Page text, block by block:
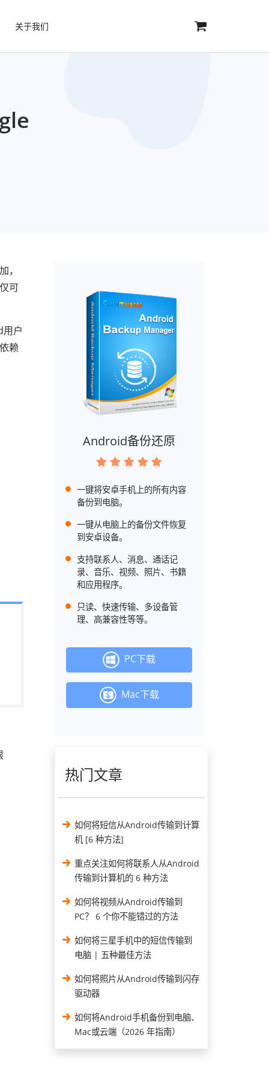
关于我们
，
可
户
赖
Android备份还原
一键将安卓手机上的所有内容
备份到电脑。
一键从电脑上的备份文件恢复
到安卓设备。
支持联系人、消息、通话记
录、音乐、视频、照片、书籍
和应用程序。
只读、快速传输、多设备管
理、高兼容性等等。
PC下载
Mac下载
热门文章
如何将短信从Android传输到计算
机 [6 种方法]
重点关注如何将联系人从Android
传输到计算机的 6 种方法
如何将视频从Android传输到
PC？ 6 个你不能错过的方法
如何将三星手机中的短信传输到
电脑 | 五种最佳方法
如何将照片从Android传输到闪存
驱动器
如何将Android手机备份到电脑、
Mac或云端（2026 年指南）